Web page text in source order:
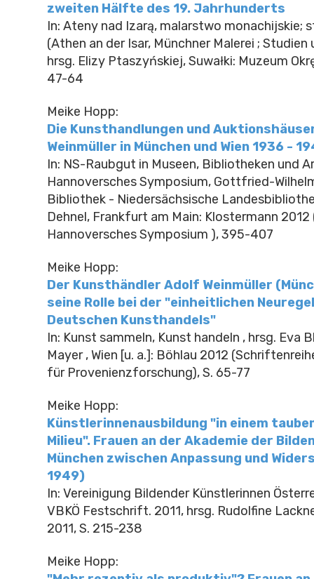
zweiten Hälfte des 19. Jahrhunderts
In: Ateny nad Izarą, malarstwo monachijskie;
(Athen an der Isar, Münchner Malerei ; Studien
hrsg. Elizy Ptaszyńskiej, Suwałki: Muzeum
47-64
Meike Hopp:
Die Kunsthandlungen und
Weinmüller in München und Wien 1936 -
In: NS-Raubgut in Museen, Bibliotheken und
Hannoversches Symposium, Gottfried-
Bibliothek - Niedersächsische
Dehnel, Frankfurt am Main: Klostermann 2012
Hannoversches Symposium ), 395-407
Meike Hopp:
Der Kunsthändler Adolf Weinmüller
seine Rolle bei der "einheitlichen
Deutschen Kunsthandels"
In: Kunst sammeln, Kunst handeln , hrsg. Eva
Mayer , Wien [u. a.]: Böhlau 2012
für Provenienzforschung), S. 65-77
Meike Hopp:
Künstlerinnenausbildung "in einem
Milieu". Frauen an der Akademie der
München zwischen Anpassung und
1949)
In: Vereinigung Bildender Künstlerinnen
VBKÖ Festschrift. 2011, hrsg. Rudolfine
2011, S. 215-238
Meike Hopp: